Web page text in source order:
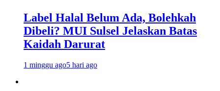
Label Halal Belum Ada, Bolehkah
Dibeli? MUI Sulsel Jelaskan Batas
Kaidah Darurat
1 minggu ago5 hari ago